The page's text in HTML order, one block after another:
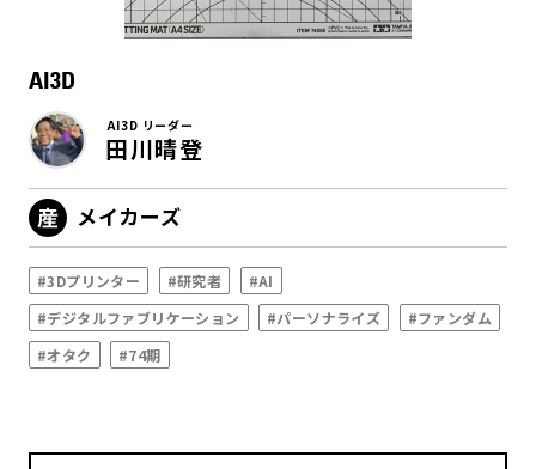
AI3D
AI3D リーダー
田川晴登
メイカーズ
#3Dプリンター #研究者
#AI
#デジタルファブリケーション
#パーソナライズ
#ファンダム
#オタク
#74期